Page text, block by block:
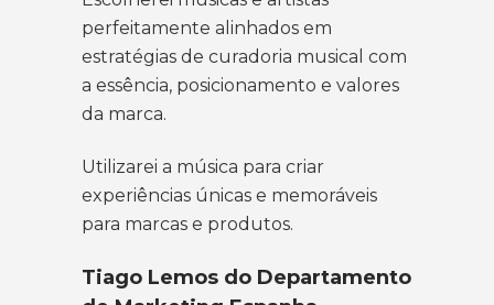
perfeitamente alinhados em
estratégias de curadoria musical com
a essência, posicionamento e valores
da marca.
Utilizarei a música para criar
experiências únicas e memoráveis
para marcas e produtos.
Tiago Lemos do Departamento